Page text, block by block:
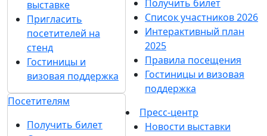
выставке
Пригласить
посетителей на
стенд
Гостиницы и
визовая поддержка
Посетителям
Получить билет
Получить билет
Список участников 2026
Интерактивный план
2025
Правила посещения
Гостиницы и визовая
поддержка
Пресс-центр
Новости выставки